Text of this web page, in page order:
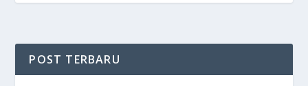
POST TERBARU